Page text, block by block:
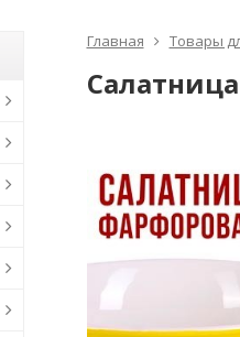
Главная Товары